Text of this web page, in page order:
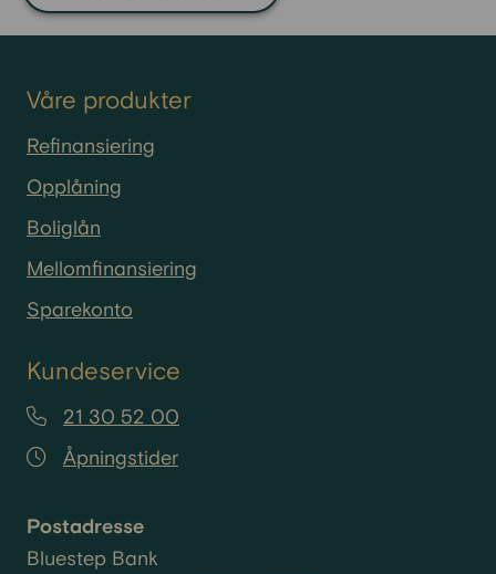
Våre produkter
Refinansiering
Opplåning
Boliglån
Mellomfinansiering
Sparekonto
Kundeservice
21 30 52 00
Åpningstider
Postadresse
Bluestep Bank